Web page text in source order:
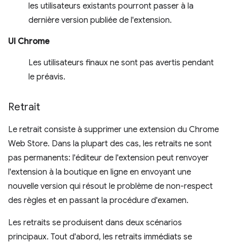
les utilisateurs existants pourront passer à la
dernière version publiée de l'extension.
UI Chrome
Les utilisateurs finaux ne sont pas avertis pendant
le préavis.
Retrait
Le retrait consiste à supprimer une extension du Chrome
Web Store. Dans la plupart des cas, les retraits ne sont
pas permanents: l'éditeur de l'extension peut renvoyer
l'extension à la boutique en ligne en envoyant une
nouvelle version qui résout le problème de non-respect
des règles et en passant la procédure d'examen.
Les retraits se produisent dans deux scénarios
principaux. Tout d'abord, les retraits immédiats se